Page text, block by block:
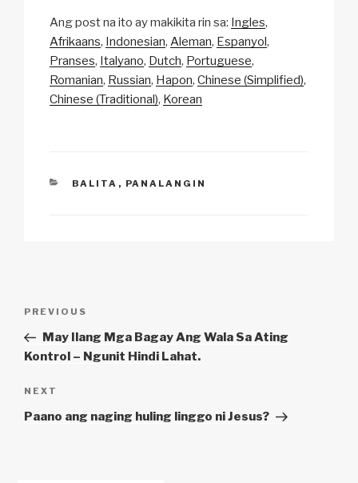
p
y
Li
n
ail c
e
b
o
at
s
A
p
a
p
c
Ang post na ito ay makikita rin sa: Ingles
Afrikaans
Indonesian Aleman Espanyol
Pranses
Italyano Dutch Portuguese
Romanian Russian Hapon Chinese (Simplified)
Chinese (Traditional) Korean
CATEGORIES
BALITA , PANALANGIN
Previous
Post
PREVIOUS
May Ilang Mga Bagay Ang Wala Sa Ating
Kontrol – Ngunit Hindi Lahat.
Next
Post
NEXT
Paano ang naging huling linggo ni Jesus?